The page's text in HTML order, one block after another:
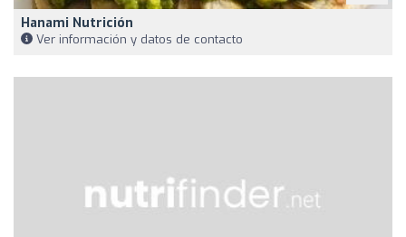
Hanami Nutrición
Ver información y datos de contacto